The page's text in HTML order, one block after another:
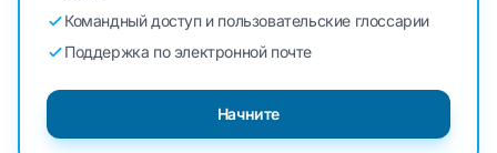
Командный доступ и пользовательские глоссарии
Поддержка по электронной почте
Начните